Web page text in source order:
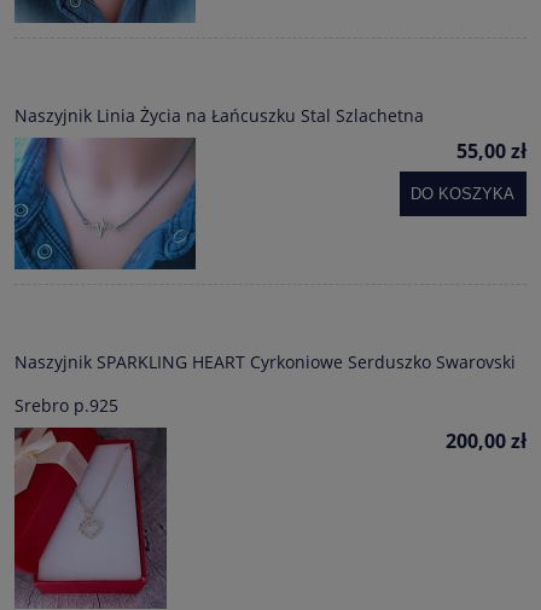
Naszyjnik Linia Życia na Łańcuszku Stal Szlachetna
55,00 zł
DO KOSZYKA
Naszyjnik SPARKLING HEART Cyrkoniowe Serduszko Swarovski
Srebro p.925
200,00 zł